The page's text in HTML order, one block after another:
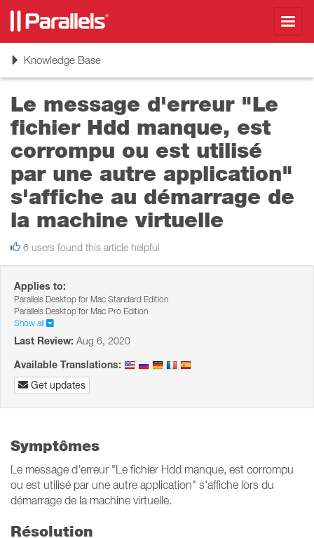
ToggleKnowledge Base
Le message d'erreur "Le
fichier Hdd manque, est
corrompu ou est utilisé
par une autre application"
s'affiche au démarrage de
la machine virtuelle
6 users found this article helpful
Applies to:
Parallels Desktop for Mac Standard Edition
Parallels Desktop for Mac Pro Edition
Show all
Last Review: Aug 6, 2020
Available Translations:
Get updates
Symptômes
Le message d'erreur "Le fichier Hdd manque, est corrompu
ou est utilisé par une autre application" s'affiche lors du
démarrage de la machine virtuelle.
Résolution